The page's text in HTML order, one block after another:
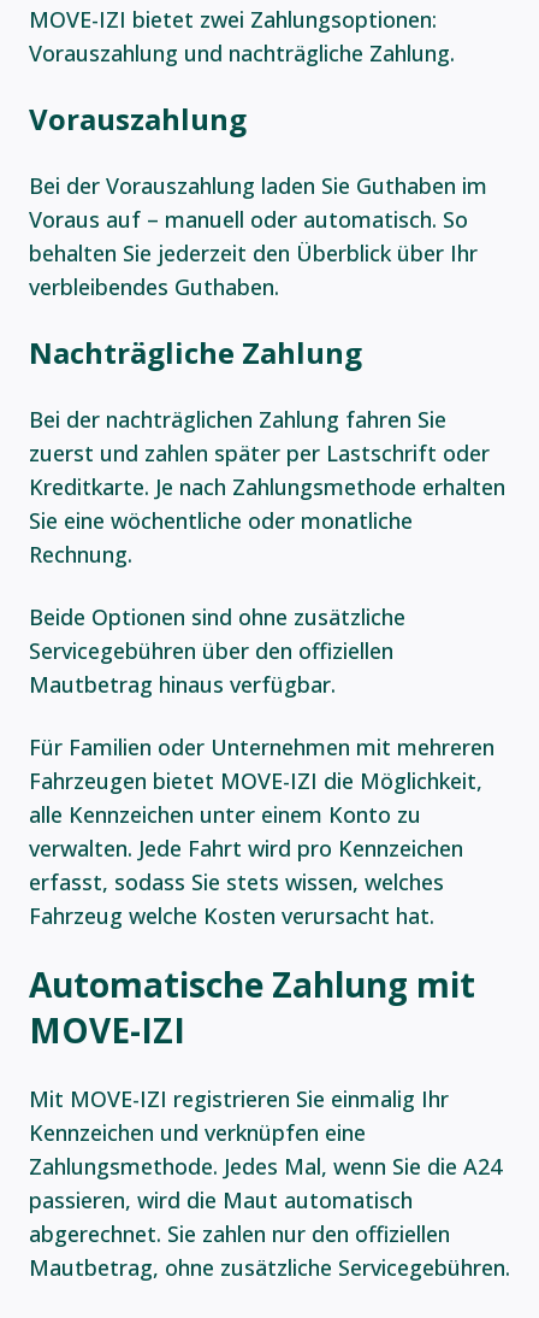
MOVE-IZI bietet zwei Zahlungsoptionen:
Vorauszahlung und nachträgliche Zahlung.
Vorauszahlung
Bei der Vorauszahlung laden Sie Guthaben im
Voraus auf – manuell oder automatisch. So
behalten Sie jederzeit den Überblick über Ihr
verbleibendes Guthaben.
Nachträgliche Zahlung
Bei der nachträglichen Zahlung fahren Sie
zuerst und zahlen später per Lastschrift oder
Kreditkarte. Je nach Zahlungsmethode erhalten
Sie eine wöchentliche oder monatliche
Rechnung.
Beide Optionen sind ohne zusätzliche
Servicegebühren über den offiziellen
Mautbetrag hinaus verfügbar.
Für Familien oder Unternehmen mit mehreren
Fahrzeugen bietet MOVE-IZI die Möglichkeit,
alle Kennzeichen unter einem Konto zu
verwalten. Jede Fahrt wird pro Kennzeichen
erfasst, sodass Sie stets wissen, welches
Fahrzeug welche Kosten verursacht hat.
Automatische Zahlung mit
MOVE-IZI
Mit MOVE-IZI registrieren Sie einmalig Ihr
Kennzeichen und verknüpfen eine
Zahlungsmethode. Jedes Mal, wenn Sie die A24
passieren, wird die Maut automatisch
abgerechnet. Sie zahlen nur den offiziellen
Mautbetrag, ohne zusätzliche Servicegebühren.